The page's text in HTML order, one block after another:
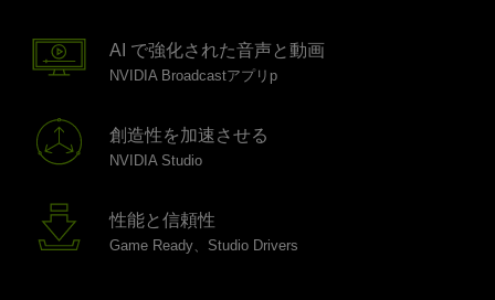
AI で強化された音声と動画
NVIDIA Broadcastアプリp
創造性を加速させる
NVIDIA Studio
性能と信頼性
Game Ready、Studio Drivers